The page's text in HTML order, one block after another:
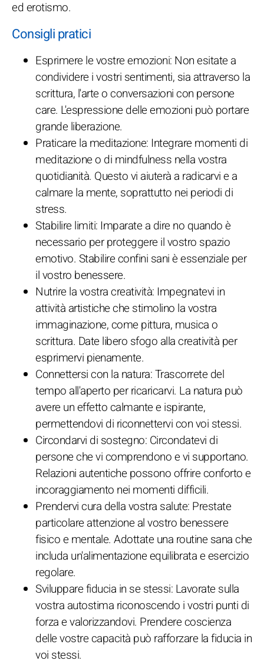
ed erotismo.
Consigli pratici
Esprimere le vostre emozioni: Non esitate a
condividere i vostri sentimenti, sia attraverso la
scrittura, l'arte o conversazioni con persone
care. L'espressione delle emozioni può portare
grande liberazione.
Praticare la meditazione: Integrare momenti di
meditazione o di mindfulness nella vostra
quotidianità. Questo vi aiuterà a radicarvi e a
calmare la mente, soprattutto nei periodi di
stress.
Stabilire limiti: Imparate a dire no quando è
necessario per proteggere il vostro spazio
emotivo. Stabilire confini sani è essenziale per
il vostro benessere.
Nutrire la vostra creatività: Impegnatevi in
attività artistiche che stimolino la vostra
immaginazione, come pittura, musica o
scrittura. Date libero sfogo alla creatività per
esprimervi pienamente.
Connettersi con la natura: Trascorrete del
tempo all'aperto per ricaricarvi. La natura può
avere un effetto calmante e ispirante,
permettendovi di riconnettervi con voi stessi.
Circondarvi di sostegno: Circondatevi di
persone che vi comprendono e vi supportano.
Relazioni autentiche possono offrire conforto e
incoraggiamento nei momenti difficili.
Prendervi cura della vostra salute: Prestate
particolare attenzione al vostro benessere
fisico e mentale. Adottate una routine sana che
includa un'alimentazione equilibrata e esercizio
regolare.
Sviluppare fiducia in se stessi: Lavorate sulla
vostra autostima riconoscendo i vostri punti di
forza e valorizzandovi. Prendere coscienza
delle vostre capacità può rafforzare la fiducia in
voi stessi.